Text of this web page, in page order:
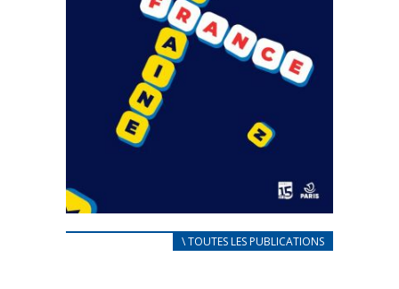
CARNET D’ACCUEIL\ TOUTES LES PUBLICATIONS